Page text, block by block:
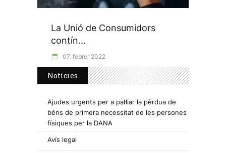
La Unió de Consumidors
contín...
07. febrer 2022
Notícies
Ajudes urgents per a pal·liar la pèrdua de
béns de primera necessitat de les persones
físiques per la DANA
Avís legal